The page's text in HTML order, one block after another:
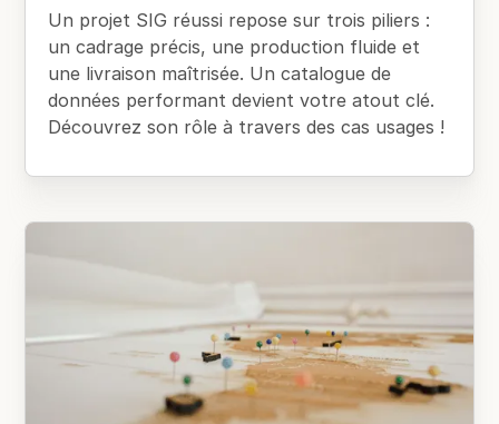
Un projet SIG réussi repose sur trois piliers :
un cadrage précis, une production fluide et
une livraison maîtrisée. Un catalogue de
données performant devient votre atout clé.
Découvrez son rôle à travers des cas usages !